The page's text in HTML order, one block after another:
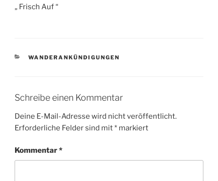
„ Frisch Auf “
KATEGORIEN
WANDERANKÜNDIGUNGEN
Schreibe einen Kommentar
Deine E-Mail-Adresse wird nicht veröffentlicht.
Erforderliche Felder sind mit* markiert
Kommentar*